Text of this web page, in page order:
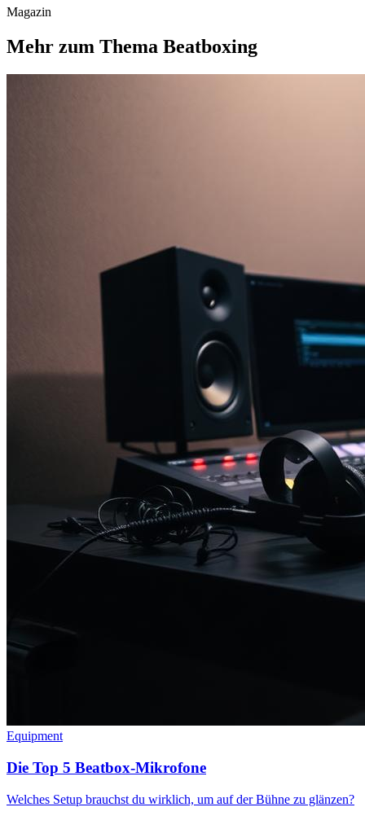
Magazin
Mehr zum Thema Beatboxing
Equipment
Die Top 5 Beatbox-Mikrofone
Welches Setup brauchst du wirklich, um auf der Bühne zu glänzen?